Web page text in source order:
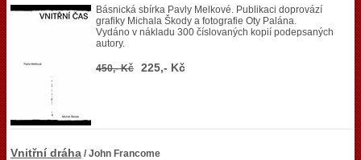
Básnická sbírka Pavly Melkové. Publikaci doprovází
grafiky Michala Škody a fotografie Oty Palána.
Vydáno v nákladu 300 číslovaných kopií podepsaných
autory.
450,- Kč 225,- Kč
Vnitřní dráha / John Francome